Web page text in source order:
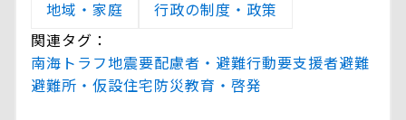
地域・家庭
行政の制度・政策
関連タグ：
南海トラフ地震要配慮者・避難行動要支援者避難
避難所・仮設住宅防災教育・啓発